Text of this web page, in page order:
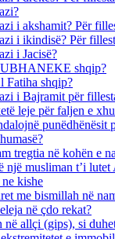
i akshamit? Për
i ikindisë? Për
i Jacisë?
shqip?
Fatiha shqip?
i Bajramit për
leje për faljen e
punëdhënësit
tregtia në kohën e
një musliman t’i
kishe
me bismillah në
në çdo rekat?
allçi (gips), si